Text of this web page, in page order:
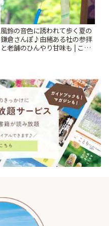
風鈴の音色に誘われて歩く夏の
鎌倉さんぽ♪由緒ある社の参拝
と老舗のひんやり甘味も | こと